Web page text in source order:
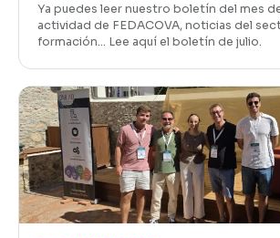
Ya puedes leer nuestro boletín del mes
actividad de FEDACOVA, noticias del
formación… Lee aquí el boletín de julio.